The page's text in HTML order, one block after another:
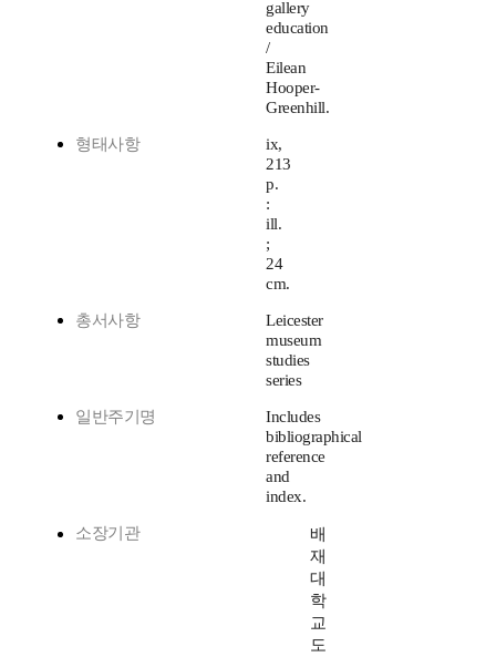
gallery
education
/
Eilean
Hooper-
Greenhill.
형태사항
ix,
213
p.
:
ill.
;
24
cm.
총서사항
Leicester
museum
studies
series
일반주기명
Includes
bibliographical
reference
and
index.
소장기관
배
재
대
학
교
도